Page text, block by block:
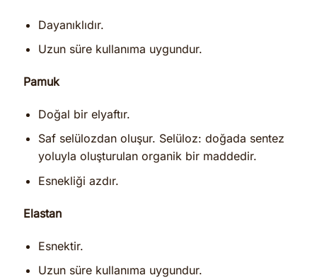
Dayanıklıdır.
Uzun süre kullanıma uygundur.
Pamuk
Doğal bir elyaftır.
Saf selülozdan oluşur. Selüloz: doğada sentez
yoluyla oluşturulan organik bir maddedir.
Esnekliği azdır.
Elastan
Esnektir.
Uzun süre kullanıma uygundur.